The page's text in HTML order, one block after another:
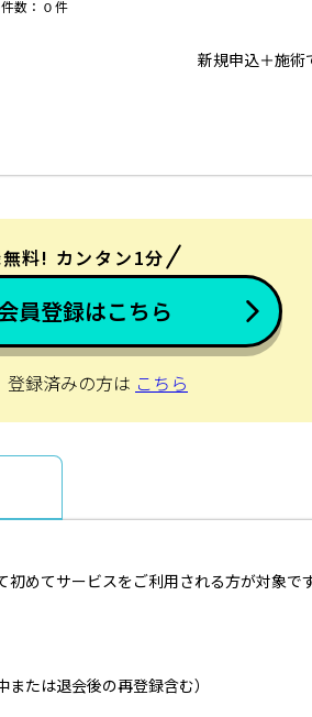
件数： 0 件
新規申込＋施術
料! カンタン1分
員登録はこちら
登録済みの方は こちら
初めてサービスをご利用される方が対象で
たは退会後の再登録含む）